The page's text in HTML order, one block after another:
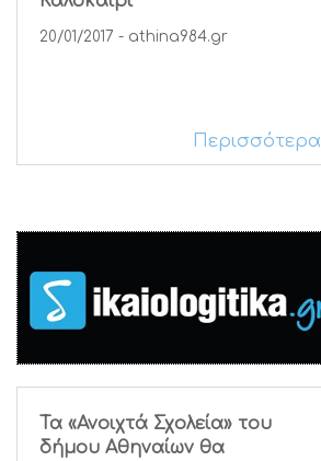
20/01/2017 - athina984.gr
Περισσότερα
Τα «Ανοιχτά Σχολεία» του
δήμου Αθηναίων θα